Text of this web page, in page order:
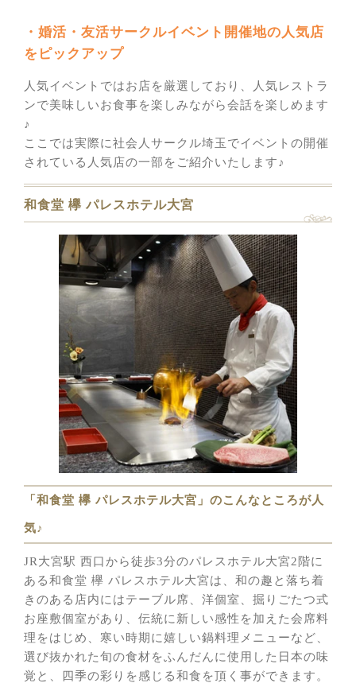
・婚活・友活サークルイベント開催地の人気店
をピックアップ
人気イベントではお店を厳選しており、人気レストラ
ンで美味しいお食事を楽しみながら会話を楽しめます
♪
ここでは実際に社会人サークル埼玉でイベントの開催
されている人気店の一部をご紹介いたします♪
和食堂 欅 パレスホテル大宮
「和食堂 欅 パレスホテル大宮」のこんなところが人
気♪
JR大宮駅 西口から徒歩3分のパレスホテル大宮2階に
ある和食堂 欅 パレスホテル大宮は、和の趣と落ち着
きのある店内にはテーブル席、洋個室、掘りごたつ式
お座敷個室があり、伝統に新しい感性を加えた会席料
理をはじめ、寒い時期に嬉しい鍋料理メニューなど、
選び抜かれた旬の食材をふんだんに使用した日本の味
覚と、四季の彩りを感じる和食を頂く事ができます。